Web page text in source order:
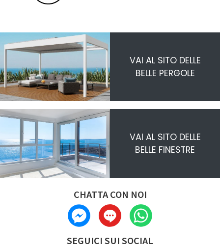
VAI AL SITO DELLE
BELLE PERGOLE
VAI AL SITO DELLE
BELLE FINESTRE
CHATTA CON NOI
SEGUICI SUI SOCIAL